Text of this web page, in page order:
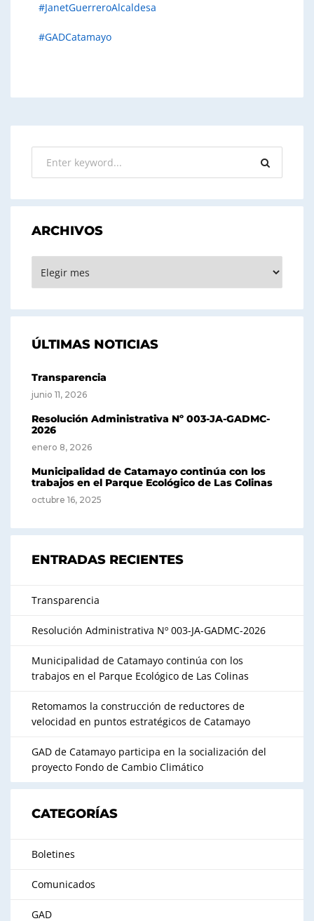
#JanetGuerreroAlcaldesa
#GADCatamayo
ARCHIVOS
ÚLTIMAS NOTICIAS
Transparencia
junio 11, 2026
Resolución Administrativa Nº 003-JA-GADMC-
2026
enero 8, 2026
Municipalidad de Catamayo continúa con los
trabajos en el Parque Ecológico de Las Colinas
octubre 16, 2025
ENTRADAS RECIENTES
Transparencia
Resolución Administrativa Nº 003-JA-GADMC-2026
Municipalidad de Catamayo continúa con los
trabajos en el Parque Ecológico de Las Colinas
Retomamos la construcción de reductores de
velocidad en puntos estratégicos de Catamayo
GAD de Catamayo participa en la socialización del
proyecto Fondo de Cambio Climático
CATEGORÍAS
Boletines
Comunicados
GAD